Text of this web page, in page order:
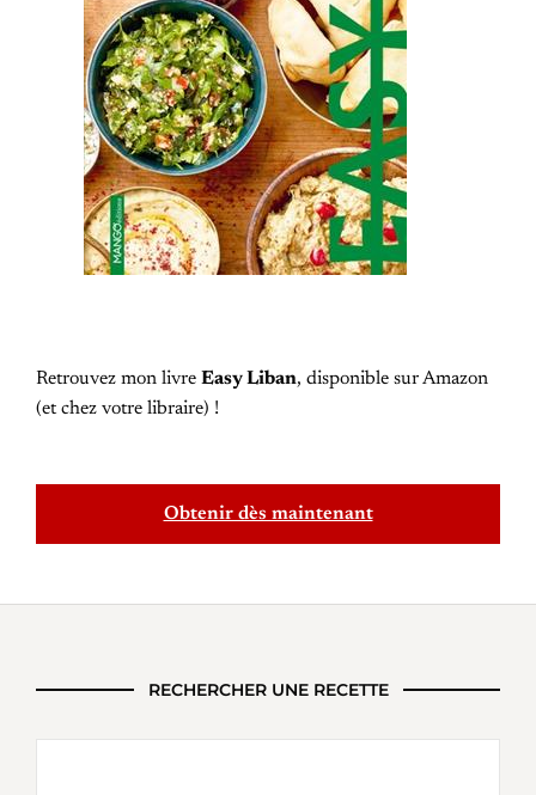
Retrouvez mon livre Easy Liban, disponible sur Amazon
(et chez votre libraire) !
Obtenir dès maintenant
RECHERCHER UNE RECETTE